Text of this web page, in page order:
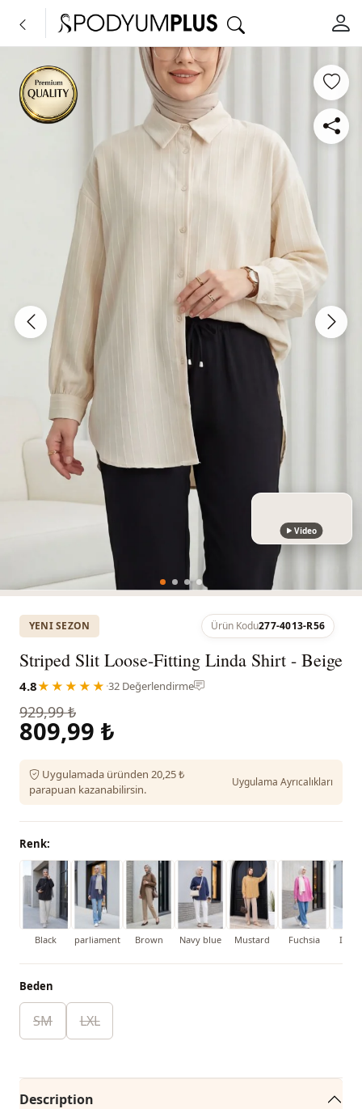
Video
YENI SEZON Ürün Kodu277-4013-R56
Striped Slit Loose-Fitting Linda Shirt - Beige
4.8★★★★★ ·32 Değerlendirme
929,99 ₺
809,99 ₺
Uygulamada üründen 20,25 ₺
parapuan kazanabilirsin.
Uygulama Ayrıcalıkları
Renk:
Black parliament Brown Navy blue Mustard Fuchsia Ice
Beden
SM LXL
Description